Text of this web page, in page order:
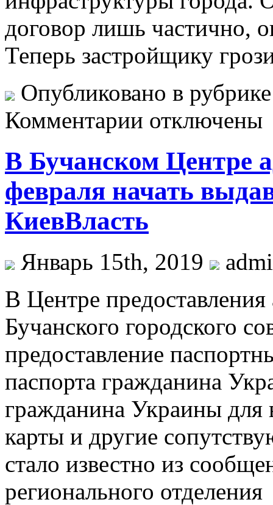
договор лишь частично,
Теперь застройщику
Опубликовано в
Комментарии отключены
В Бучанском Центре
февраля начать
КиевВласть
Январь 15th, 2019
В Цeнтрe
Бучанского городского
предоставление
паспорта гражданина
гражданина Украины для
карты и другие
стало известно из
регионального отделения